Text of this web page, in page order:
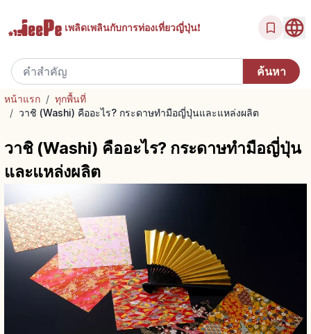
เพลิดเพลินกับการท่องเที่ยวญี่ปุ่น!
หน้าแรก / ทุกพื้นที่
/ วาชิ (Washi) คืออะไร? กระดาษทำมือญี่ปุ่นและแหล่งผลิต
วาชิ (Washi) คืออะไร? กระดาษทำมือญี่ปุ่น
และแหล่งผลิต